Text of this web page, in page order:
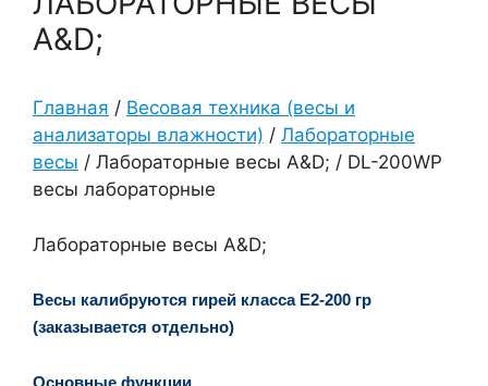
A&D;
Главная / Весовая техника (весы и
анализаторы влажности) / Лабораторные
весы / Лабораторные весы A&D; / DL-200WP
весы лабораторные
Лабораторные весы A&D;
Весы калибруются гирей класса E2-200 гр
(заказывается отдельно)
Основные функции